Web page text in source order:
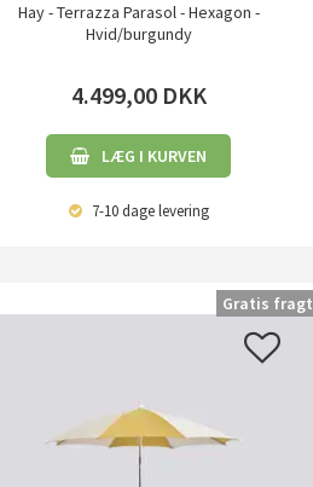
Hay - Terrazza Parasol - Hexagon -
Hvid/burgundy
4.499,00 DKK
LÆG I KURVEN
7-10 dagelevering
Gratis fragt